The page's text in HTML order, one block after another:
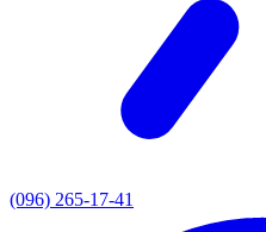
(096) 265-17-41